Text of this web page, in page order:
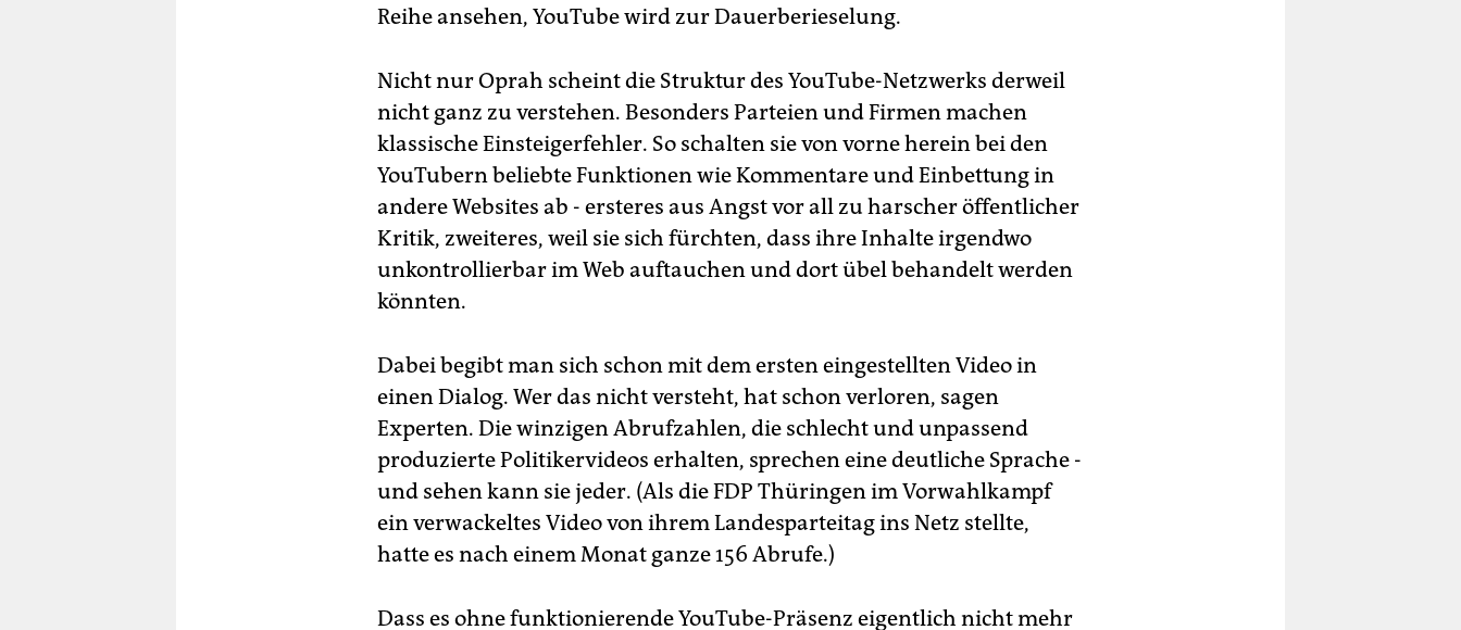
Reihe ansehen, YouTube wird zur Dauerberieselung.
Nicht nur Oprah scheint die Struktur des YouTube-Netzwerks derweil
nicht ganz zu verstehen. Besonders Parteien und Firmen machen
klassische Einsteigerfehler. So schalten sie von vorne herein bei den
YouTubern beliebte Funktionen wie Kommentare und Einbettung in
andere Websites ab - ersteres aus Angst vor all zu harscher öffentlicher
Kritik, zweiteres, weil sie sich fürchten, dass ihre Inhalte irgendwo
unkontrollierbar im Web auftauchen und dort übel behandelt werden
könnten.
Dabei begibt man sich schon mit dem ersten eingestellten Video in
einen Dialog. Wer das nicht versteht, hat schon verloren, sagen
Experten. Die winzigen Abrufzahlen, die schlecht und unpassend
produzierte Politikervideos erhalten, sprechen eine deutliche Sprache -
und sehen kann sie jeder. (Als die FDP Thüringen im Vorwahlkampf
ein verwackeltes Video von ihrem Landesparteitag ins Netz stellte,
hatte es nach einem Monat ganze 156 Abrufe.)
Dass es ohne funktionierende YouTube-Präsenz eigentlich nicht mehr